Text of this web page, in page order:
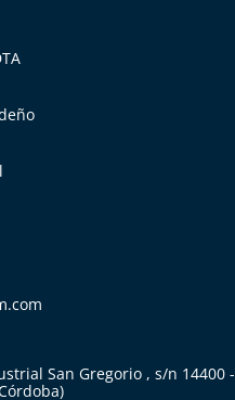
San Gregorio , s/n 14400 -